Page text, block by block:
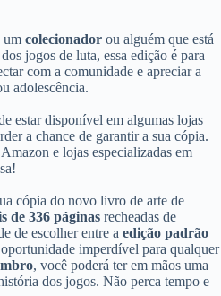
um colecionador ou alguém que está
jogos de luta, essa edição é para
com a comunidade e apreciar a
adolescência.
estar disponível em algumas lojas
a chance de garantir a sua cópia.
e lojas especializadas em
cópia do novo livro de arte de
de 336 páginas recheadas de
de escolher entre a edição padrão
oportunidade imperdível para qualquer
, você poderá ter em mãos uma
dos jogos. Não perca tempo e